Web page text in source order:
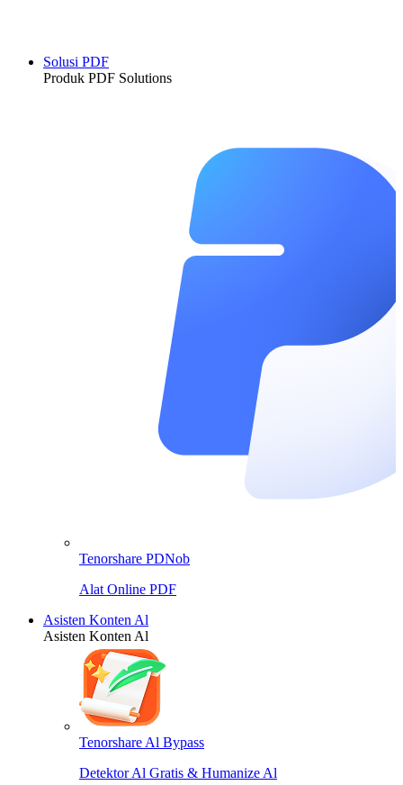
Solusi PDF
Produk PDF Solutions
Tenorshare PDNob
Alat Online PDF
Asisten Konten Al
Asisten Konten Al
Tenorshare Al Bypass
Detektor Al Gratis & Humanize Al